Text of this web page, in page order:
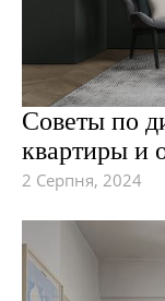
Советы по
квартиры и
2 Серпня, 2024